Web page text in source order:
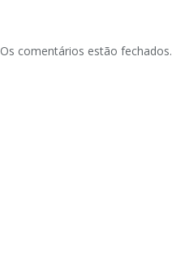
Os comentários estão fechados.